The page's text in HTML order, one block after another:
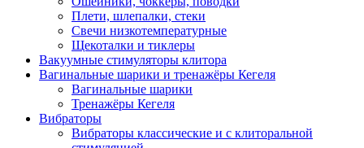
Плети, шлепалки, стеки
Свечи низкотемпературные
Щекоталки и тиклеры
Вакуумные стимуляторы клитора
Вагинальные шарики и тренажёры Кегеля
Вагинальные шарики
Тренажёры Кегеля
Вибраторы
Вибраторы классические и с клиторальной